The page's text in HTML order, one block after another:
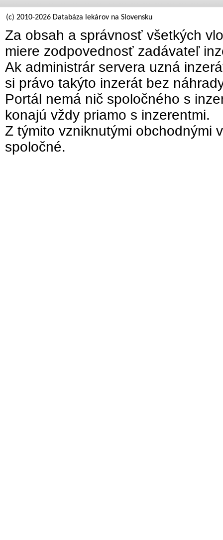
(c) 2010-2026 Databáza lekárov na Slovensku
Za obsah a správnosť všetkých
miere zodpovednosť zadávateľ
Ak administrár servera uzná
si právo takýto inzerát bez
Portál nemá nič spoločného s
konajú vždy priamo s inzerentmi.
Z týmito vzniknutými obchodnými
spoločné.